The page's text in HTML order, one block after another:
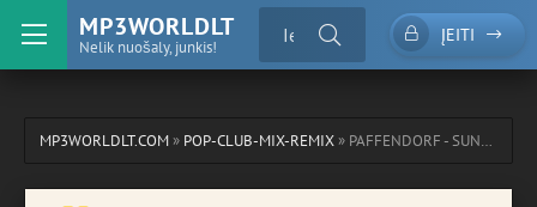
MP3WORLDLT
Nelik nuošaly, junkis!
ĮEITI
MP3WORLDLT.COM» POP-CLUB-MIX-REMIX» PAFFENDORF - SUNSCREEN (EXTENDED MIX)